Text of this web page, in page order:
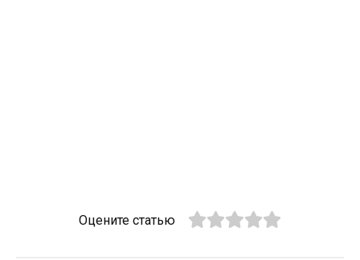
Оцените статью